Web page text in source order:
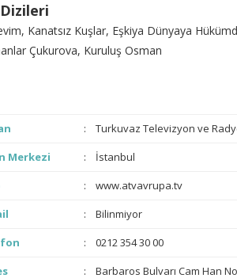
Kanatsız Kuşlar, Eşkiya Dünyaya
Çukurova, Kuruluş Osman
Turkuvaz Televizyon ve
Merkezi
İstanbul
www.atvavrupa.tv
Bilinmiyor
0212 354 30 00
Barbaros Bulvarı Cam Han